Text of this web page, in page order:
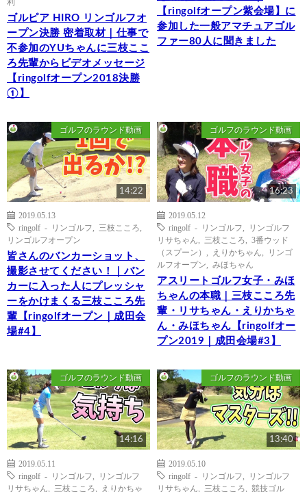
ゴルピア HIRO リンゴルフオ
ープン決勝 密着取材｜仕事で
不参加のYUちゃんに三枝ここ
ろ先輩からビデオメッセージ
【ringolfオープン2018決勝
①】
【ringolfオープン紫会場】に
参加した一般アマチュアゴル
ファー80人に聞きました
ゴルフのラウンド動画
14:22
2019.05.13
ringolf - リンゴルフ
三枝こころ
リンゴルフオープン
皆さんのバンカーショット、
撮影させてください！｜バン
カーに入った人にプレッシャ
ーをかけまくる三枝こころ先
輩【ringolfオープン｜成田会
場#4】
ゴルフのラウンド動画
16:23
2019.05.12
ringolf - リンゴルフ
リンゴルフ
リサちゃん
三枝こころ
3番ウッド
（スプーン）
えりかちゃん
リンゴ
ルフオープン
みほちゃん
アスリートゴルフ女子・みほ
ちゃんの本職｜三枝こころ先
輩・リサちゃん・えりかちゃ
ん・みほちゃん【ringolfオー
プン2019｜成田会場#3】
ゴルフのラウンド動画
14:16
2019.05.11
ringolf - リンゴルフ
リンゴルフ
リサちゃん
三枝こころ
えりかちゃ
ゴルフのラウンド動画
13:40
2019.05.10
ringolf - リンゴルフ
リンゴルフ
リサちゃん
三枝こころ
競技ゴル